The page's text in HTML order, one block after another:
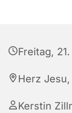
Freitag,
Herz
Kerstin